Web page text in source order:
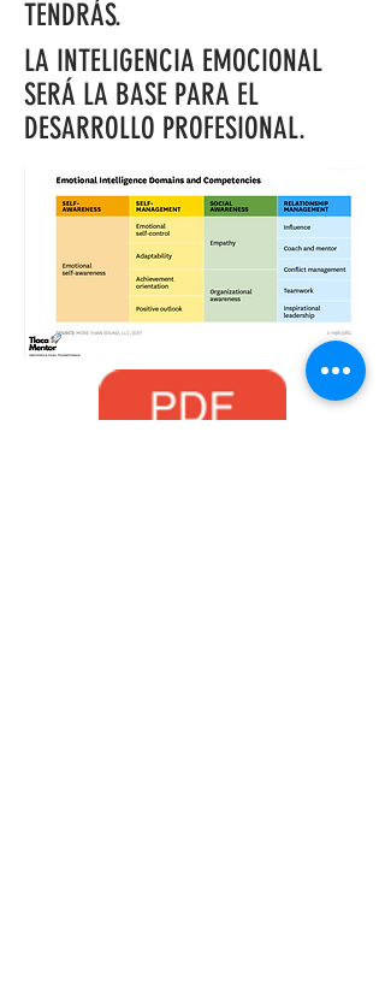
TENDRÁS.
LA INTELIGENCIA EMOCIONAL
SERÁ LA BASE PARA EL
DESARROLLO PROFESIONAL.